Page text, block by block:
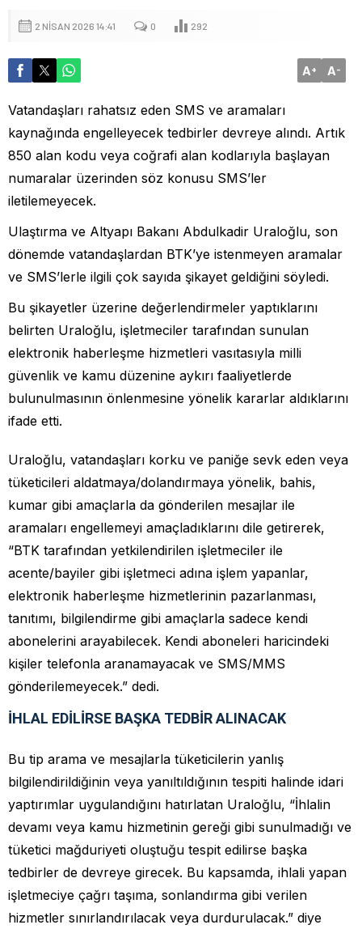
2 NISAN 2026 14:41 0 292
A+ A-
Vatandaşları rahatsız eden SMS ve aramaları
kaynağında engelleyecek tedbirler devreye alındı. Artık
850 alan kodu veya coğrafi alan kodlarıyla başlayan
numaralar üzerinden söz konusu SMS’ler
iletilemeyecek.
Ulaştırma ve Altyapı Bakanı Abdulkadir Uraloğlu, son
dönemde vatandaşlardan BTK’ye istenmeyen aramalar
ve SMS’lerle ilgili çok sayıda şikayet geldiğini söyledi.
Bu şikayetler üzerine değerlendirmeler yaptıklarını
belirten Uraloğlu, işletmeciler tarafından sunulan
elektronik haberleşme hizmetleri vasıtasıyla milli
güvenlik ve kamu düzenine aykırı faaliyetlerde
bulunulmasının önlenmesine yönelik kararlar aldıklarını
ifade etti.
Uraloğlu, vatandaşları korku ve paniğe sevk eden veya
tüketicileri aldatmaya/dolandırmaya yönelik, bahis,
kumar gibi amaçlarla da gönderilen mesajlar ile
aramaları engellemeyi amaçladıklarını dile getirerek,
“BTK tarafından yetkilendirilen işletmeciler ile
acente/bayiler gibi işletmeci adına işlem yapanlar,
elektronik haberleşme hizmetlerinin pazarlanması,
tanıtımı, bilgilendirme gibi amaçlarla sadece kendi
abonelerini arayabilecek. Kendi aboneleri haricindeki
kişiler telefonla aranamayacak ve SMS/MMS
gönderilemeyecek.” dedi.
İHLAL EDİLİRSE BAŞKA TEDBİR ALINACAK
Bu tip arama ve mesajlarla tüketicilerin yanlış
bilgilendirildiğinin veya yanıltıldığının tespiti halinde idari
yaptırımlar uygulandığını hatırlatan Uraloğlu, “İhlalin
devamı veya kamu hizmetinin gereği gibi sunulmadığı ve
tüketici mağduriyeti oluştuğu tespit edilirse başka
tedbirler de devreye girecek. Bu kapsamda, ihlali yapan
işletmeciye çağrı taşıma, sonlandırma gibi verilen
hizmetler sınırlandırılacak veya durdurulacak.” diye